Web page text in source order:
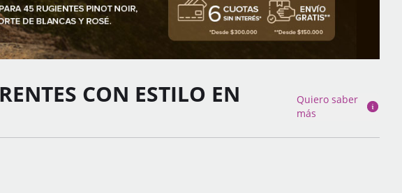
CON ESTILO EN
Quiero saber
más